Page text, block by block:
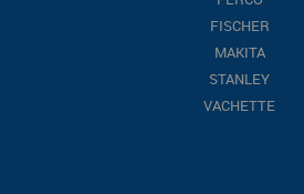
FISCHER
MAKITA
STANLEY
VACHETTE